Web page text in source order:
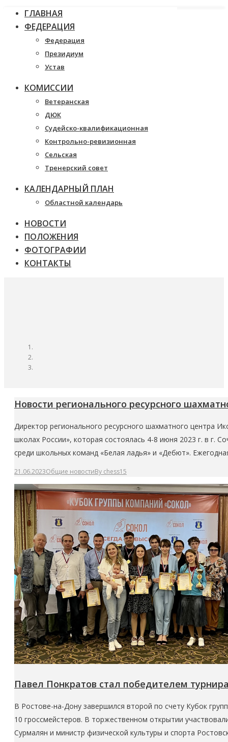
ГЛАВНАЯ
ФЕДЕРАЦИЯ
Федерация
Президиум
Устав
КОМИССИИ
Ветеранская
ДЮК
Судейско-квалификационная
Контрольно-ревизионная
Сельская
Тренерский совет
КАЛЕНДАРНЫЙ ПЛАН
Областной календарь
НОВОСТИ
ПОЛОЖЕНИЯ
ФОТОГРАФИИ
КОНТАКТЫ
Новости регионального ресурсного
Директор регионального ресурсного шахматного центра
школах России», которая состоялась 4-8 июня 2023 г. в г.
среди школьных команд «Белая ладья» и «Дебют».
21.06.2023Общие новостиBy chess15
Павел Понкратов стал победителем
В Ростове-на-Дону завершился второй по счету Кубок
10 гроссмейстеров. В торжественном открытии
Сурмалян и министр физической культуры и спорта